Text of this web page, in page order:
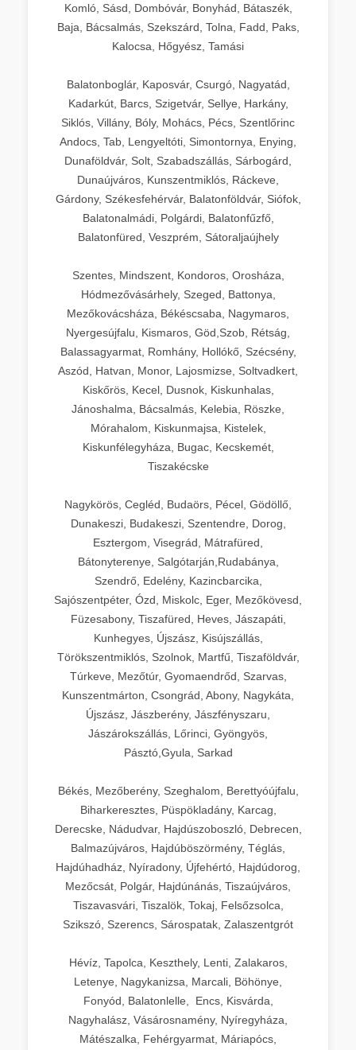
Komló, Sásd, Dombóvár, Bonyhád, Bátaszék,
Baja, Bácsalmás, Szekszárd, Tolna, Fadd, Paks,
Kalocsa, Hőgyész, Tamási
Balatonboglár, Kaposvár, Csurgó, Nagyatád,
Kadarkút, Barcs, Szigetvár, Sellye, Harkány,
Siklós, Villány, Bóly, Mohács, Pécs, Szentlőrinc
Andocs, Tab, Lengyeltóti, Simontornya, Enying,
Dunaföldvár, Solt, Szabadszállás, Sárbogárd,
Dunaújváros, Kunszentmiklós, Ráckeve,
Gárdony, Székesfehérvár, Balatonföldvár, Siófok,
Balatonalmádi, Polgárdi, Balatonfűzfő,
Balatonfüred, Veszprém, Sátoraljaújhely
Szentes, Mindszent, Kondoros, Orosháza,
Hódmezővásárhely, Szeged, Battonya,
Mezőkovácsháza, Békéscsaba, Nagymaros,
Nyergesújfalu, Kismaros, Göd,Szob, Rétság,
Balassagyarmat, Romhány, Hollókő, Szécsény,
Aszód, Hatvan, Monor, Lajosmizse, Soltvadkert,
Kiskőrös, Kecel, Dusnok, Kiskunhalas,
Jánoshalma, Bácsalmás, Kelebia, Röszke,
Mórahalom, Kiskunmajsa, Kistelek,
Kiskunfélegyháza, Bugac, Kecskemét,
Tiszakécske
Nagykörös, Cegléd, Budaörs, Pécel, Gödöllő,
Dunakeszi, Budakeszi, Szentendre, Dorog,
Esztergom, Visegrád, Mátrafüred,
Bátonyterenye, Salgótarján,Rudabánya,
Szendrő, Edelény, Kazincbarcika,
Sajószentpéter, Ózd, Miskolc, Eger, Mezőkövesd,
Füzesabony, Tiszafüred, Heves, Jászapáti,
Kunhegyes, Újszász, Kisújszállás,
Törökszentmiklós, Szolnok, Martfű, Tiszaföldvár,
Túrkeve, Mezőtúr, Gyomaendrőd, Szarvas,
Kunszentmárton, Csongrád, Abony, Nagykáta,
Újszász, Jászberény, Jászfényszaru,
Jászárokszállás, Lőrinci, Gyöngyös,
Pásztó,Gyula, Sarkad
Békés, Mezőberény, Szeghalom, Berettyóújfalu,
Biharkeresztes, Püspökladány, Karcag,
Derecske, Nádudvar, Hajdúszoboszló, Debrecen,
Balmazújváros, Hajdúböszörmény, Téglás,
Hajdúhadház, Nyíradony, Újfehértó, Hajdúdorog,
Mezőcsát, Polgár, Hajdúnánás, Tiszaújváros,
Tiszavasvári, Tiszalök, Tokaj, Felsőzsolca,
Szikszó, Szerencs, Sárospatak, Zalaszentgrót
Hévíz, Tapolca, Keszthely, Lenti, Zalakaros,
Letenye, Nagykanizsa, Marcali, Böhönye,
Fonyód, Balatonlelle, Encs, Kisvárda,
Nagyhalász, Vásárosnamény, Nyíregyháza,
Mátészalka, Fehérgyarmat, Máriapócs,